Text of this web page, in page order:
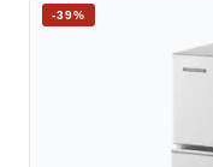
-39%